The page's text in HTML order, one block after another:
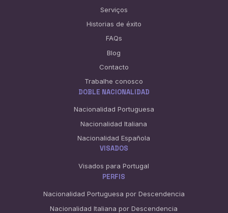
Serviços
Historias de éxito
FAQs
Blog
Contacto
Trabalhe conosco
DOBLE NACIONALIDAD
Nacionalidad Portuguesa
Nacionalidad Italiana
Nacionalidad Española
VISADOS
Visados para Portugal
PERFIS
Nacionalidad Portuguesa por Descendencia
Nacionalidad Italiana por Descendencia